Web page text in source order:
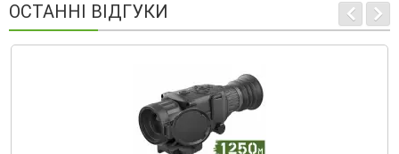
ОСТАННІ ВІДГУКИ